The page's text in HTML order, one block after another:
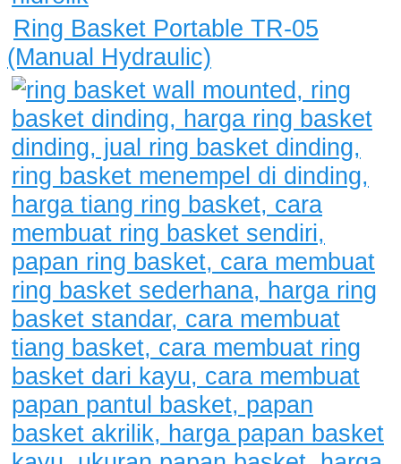
Ring Basket Portable TR-05
(Manual Hydraulic)